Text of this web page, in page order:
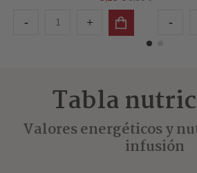
Tabla
Valores energéticos y
infusión